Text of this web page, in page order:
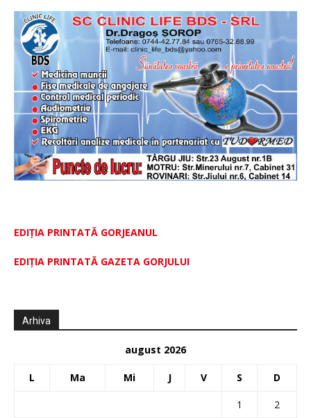
EDIȚIA PRINTATĂ GORJEANUL
EDIŢIA PRINTATĂ GAZETA GORJULUI
Arhiva
august 2026
L Ma Mi J V S D
1 2